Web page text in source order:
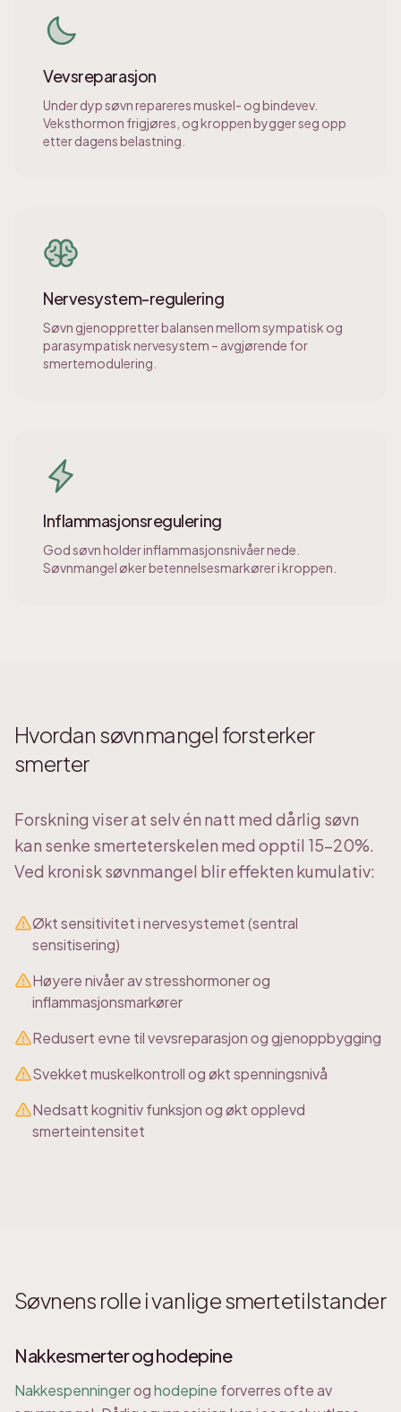
Vevsreparasjon
Under dyp søvn repareres muskel- og bindevev.
Veksthormon frigjøres, og kroppen bygger seg opp
etter dagens belastning.
Nervesystem-regulering
Søvn gjenoppretter balansen mellom sympatisk og
parasympatisk nervesystem – avgjørende for
smertemodulering.
Inflammasjonsregulering
God søvn holder inflammasjonsnivåer nede.
Søvnmangel øker betennelsesmarkører i kroppen.
Hvordan søvnmangel forsterker
smerter
Forskning viser at selv én natt med dårlig søvn
kan senke smerteterskelen med opptil 15-20%.
Ved kronisk søvnmangel blir effekten kumulativ:
Økt sensitivitet i nervesystemet (sentral
sensitisering)
Høyere nivåer av stresshormoner og
inflammasjonsmarkører
Redusert evne til vevsreparasjon og gjenoppbygging
Svekket muskelkontroll og økt spenningsnivå
Nedsatt kognitiv funksjon og økt opplevd
smerteintensitet
Søvnens rolle i vanlige smertetilstander
Nakkesmerter og hodepine
Nakkespenningeroghodepine forverres ofte av